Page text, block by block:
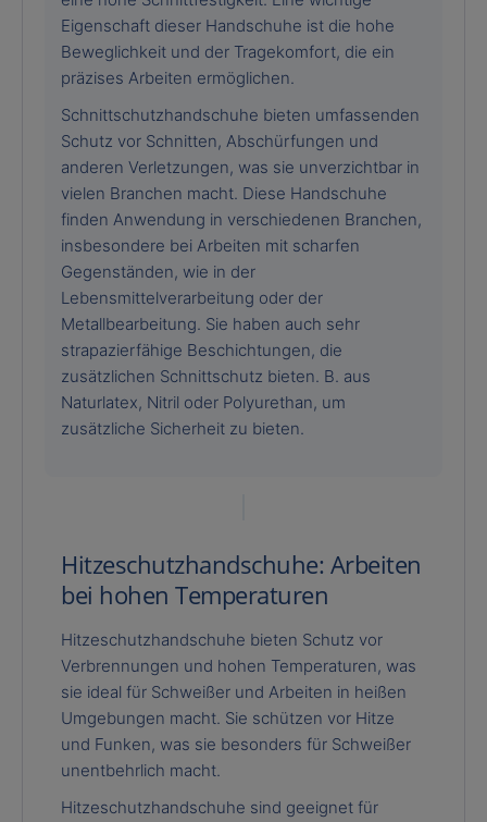
Eigenschaft dieser Handschuhe ist die hohe
Beweglichkeit und der Tragekomfort, die ein
präzises Arbeiten ermöglichen.
Schnittschutzhandschuhe bieten umfassenden
Schutz vor Schnitten, Abschürfungen und
anderen Verletzungen, was sie unverzichtbar in
vielen Branchen macht. Diese Handschuhe
finden Anwendung in verschiedenen Branchen,
insbesondere bei Arbeiten mit scharfen
Gegenständen, wie in der
Lebensmittelverarbeitung oder der
Metallbearbeitung. Sie haben auch sehr
strapazierfähige Beschichtungen, die
zusätzlichen Schnittschutz bieten. B. aus
Naturlatex, Nitril oder Polyurethan, um
zusätzliche Sicherheit zu bieten.
Hitzeschutzhandschuhe: Arbeiten
bei hohen Temperaturen
Hitzeschutzhandschuhe bieten Schutz vor
Verbrennungen und hohen Temperaturen, was
sie ideal für Schweißer und Arbeiten in heißen
Umgebungen macht. Sie schützen vor Hitze
und Funken, was sie besonders für Schweißer
unentbehrlich macht.
Hitzeschutzhandschuhe sind geeignet für